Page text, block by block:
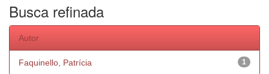
Busca refinada
Autor
1
Faquinello, Patrícia